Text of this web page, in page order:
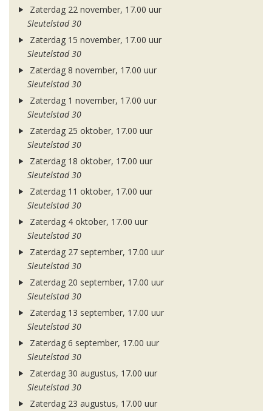
Zaterdag 22 november, 17.00 uur
Sleutelstad 30
Zaterdag 15 november, 17.00 uur
Sleutelstad 30
Zaterdag 8 november, 17.00 uur
Sleutelstad 30
Zaterdag 1 november, 17.00 uur
Sleutelstad 30
Zaterdag 25 oktober, 17.00 uur
Sleutelstad 30
Zaterdag 18 oktober, 17.00 uur
Sleutelstad 30
Zaterdag 11 oktober, 17.00 uur
Sleutelstad 30
Zaterdag 4 oktober, 17.00 uur
Sleutelstad 30
Zaterdag 27 september, 17.00 uur
Sleutelstad 30
Zaterdag 20 september, 17.00 uur
Sleutelstad 30
Zaterdag 13 september, 17.00 uur
Sleutelstad 30
Zaterdag 6 september, 17.00 uur
Sleutelstad 30
Zaterdag 30 augustus, 17.00 uur
Sleutelstad 30
Zaterdag 23 augustus, 17.00 uur